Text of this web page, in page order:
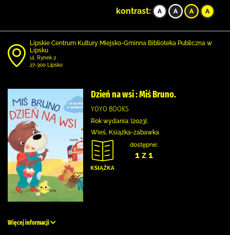
kontrast:
Lipskie Centrum Kultury Miejsko-Gminna Biblioteka Publiczna w
Lipsku
ul. Rynek 2
27-300 Lipsko
Dzień na wsi : Miś Bruno.
YOYO BOOKS
Rok wydania: [2023].
Wieś, Książka-zabawka
dostępne:
1 z 1
Więcej informacji